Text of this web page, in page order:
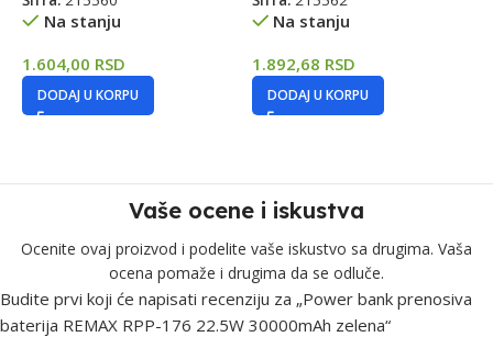
Na stanju
1.604,00 RSD
DODAJ U KORPU
Na stanju
1.892,68 RSD
DODAJ U KORPU
Vaše ocene i iskustva
Ocenite ovaj proizvod i podelite vaše iskustvo sa drugima. Vaša
ocena pomaže i drugima da se odluče.
Budite prvi koji će napisati recenziju za „Power bank prenosiva
baterija REMAX RPP-176 22.5W 30000mAh zelena“